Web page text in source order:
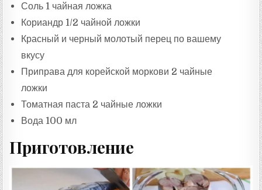
Соль 1 чайная ложка
Кориандр 1/2 чайной ложки
Красный и черный молотый перец по вашему
вкусу
Приправа для корейской моркови 2 чайные
ложки
Томатная паста 2 чайные ложки
Вода 100 мл
Приготовление